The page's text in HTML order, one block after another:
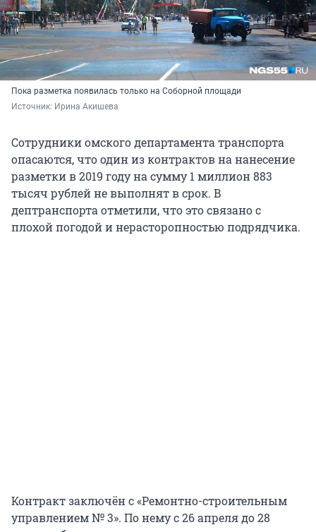
Пока разметка появилась только на Соборной площади
Источник: Ирина Акишева
Сотрудники омского департамента транспорта
опасаются, что один из контрактов на нанесение
разметки в 2019 году на сумму 1 миллион 883
тысяч рублей не выполнят в срок. В
дептранспорта отметили, что это связано с
плохой погодой и нерасторопностью подрядчика.
Контракт заключён с «Ремонтно-строительным
управлением № 3». По нему с 26 апреля до 28